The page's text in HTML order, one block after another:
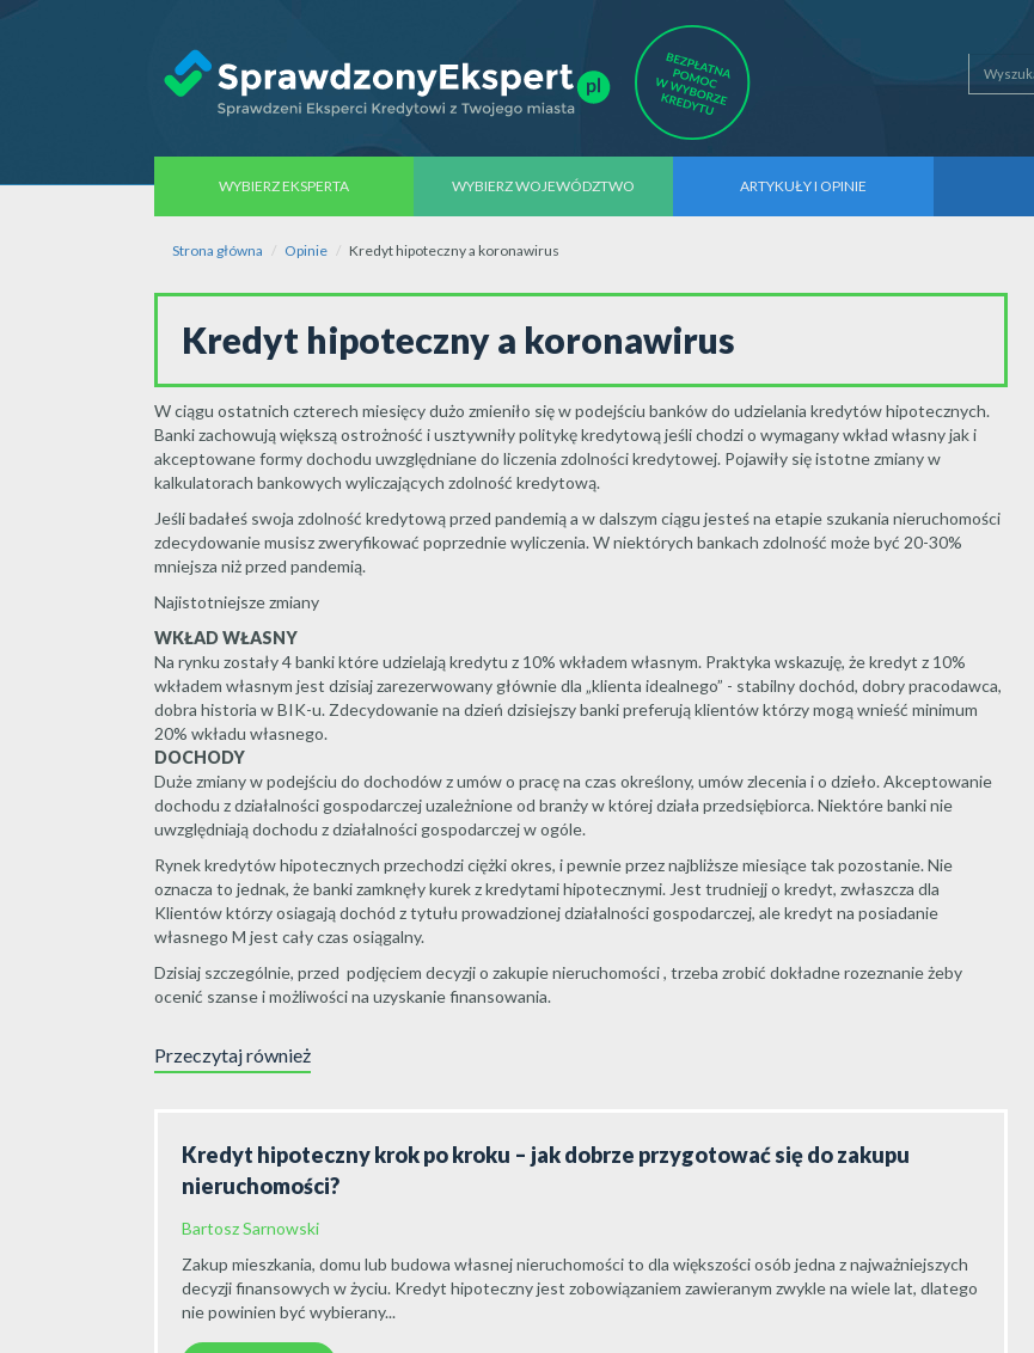
WYBIERZ EKSPERTA WYBIERZ WOJEWÓDZTWO ARTYKUŁY I OPINIE
Strona główna Opinie Kredyt hipoteczny a koronawirus
Kredyt hipoteczny a koronawirus
W ciągu ostatnich czterech miesięcy dużo zmieniło się w podejściu banków do udzielania kredytów hipotecznych.
Banki zachowują większą ostrożność i usztywniły politykę kredytową jeśli chodzi o wymagany wkład własny jak i
akceptowane formy dochodu uwzględniane do liczenia zdolności kredytowej. Pojawiły się istotne zmiany w
kalkulatorach bankowych wyliczających zdolność kredytową.
Jeśli badałeś swoja zdolność kredytową przed pandemią a w dalszym ciągu jesteś na etapie szukania nieruchomości
zdecydowanie musisz zweryfikować poprzednie wyliczenia. W niektórych bankach zdolność może być 20-30%
mniejsza niż przed pandemią.
Najistotniejsze zmiany
WKŁAD WŁASNY
Na rynku zostały 4 banki które udzielają kredytu z 10% wkładem własnym. Praktyka wskazuję, że kredyt z 10%
wkładem własnym jest dzisiaj zarezerwowany głównie dla „klienta idealnego” - stabilny dochód, dobry pracodawca,
dobra historia w BIK-u. Zdecydowanie na dzień dzisiejszy banki preferują klientów którzy mogą wnieść minimum
20% wkładu własnego.
DOCHODY
Duże zmiany w podejściu do dochodów z umów o pracę na czas określony, umów zlecenia i o dzieło. Akceptowanie
dochodu z działalności gospodarczej uzależnione od branży w której działa przedsiębiorca. Niektóre banki nie
uwzględniają dochodu z działalności gospodarczej w ogóle.
Rynek kredytów hipotecznych przechodzi ciężki okres, i pewnie przez najbliższe miesiące tak pozostanie. Nie
oznacza to jednak, że banki zamknęły kurek z kredytami hipotecznymi. Jest trudniejj o kredyt, zwłaszcza dla
Klientów którzy osiagają dochód z tytułu prowadzionej działalności gospodarczej, ale kredyt na posiadanie
własnego M jest cały czas osiągalny.
Dzisiaj szczególnie, przed podjęciem decyzji o zakupie nieruchomości , trzeba zrobić dokładne rozeznanie żeby
ocenić szanse i możliwości na uzyskanie finansowania.
Przeczytaj również
Kredyt hipoteczny krok po kroku – jak dobrze przygotować się do zakupu
nieruchomości?
Bartosz Sarnowski
Zakup mieszkania, domu lub budowa własnej nieruchomości to dla większości osób jedna z najważniejszych
decyzji finansowych w życiu. Kredyt hipoteczny jest zobowiązaniem zawieranym zwykle na wiele lat, dlatego
nie powinien być wybierany...